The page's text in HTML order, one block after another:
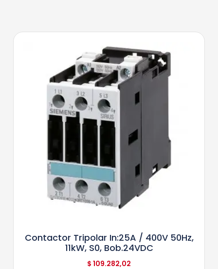
Contactor Tripolar In:25A / 400V 50Hz,
11kW, S0, Bob.24VDC
$ 109.282,02